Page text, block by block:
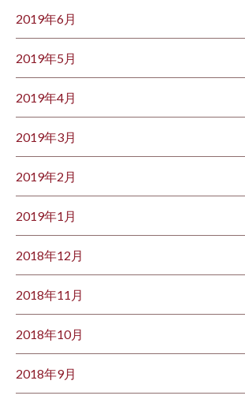
2019年6月
2019年5月
2019年4月
2019年3月
2019年2月
2019年1月
2018年12月
2018年11月
2018年10月
2018年9月